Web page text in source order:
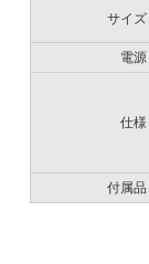
サイズ
電源
仕様
付属品